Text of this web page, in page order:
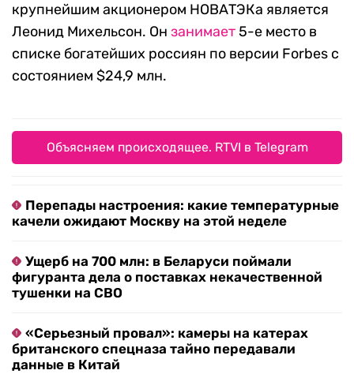
крупнейшим акционером НОВАТЭКа является
Леонид Михельсон. Он занимает 5-е место в
списке богатейших россиян по версии Forbes с
состоянием $24,9 млн.
Объясняем происходящее. RTVI в Telegram
Перепады настроения: какие температурные
качели ожидают Москву на этой неделе
Ущерб на 700 млн: в Беларуси поймали
фигуранта дела о поставках некачественной
тушенки на СВО
«Серьезный провал»: камеры на катерах
британского спецназа тайно передавали
данные в Китай